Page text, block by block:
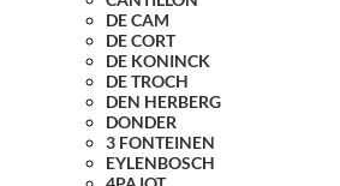
DE CAM
DE CORT
DE KONINCK
DE TROCH
DEN HERBERG
DONDER
3 FONTEINEN
EYLENBOSCH